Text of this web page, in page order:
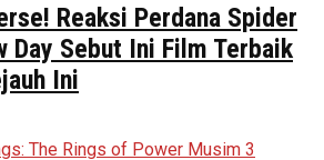
Reaksi Perdana Spider
Day Sebut Ini Film Terbaik
Ini